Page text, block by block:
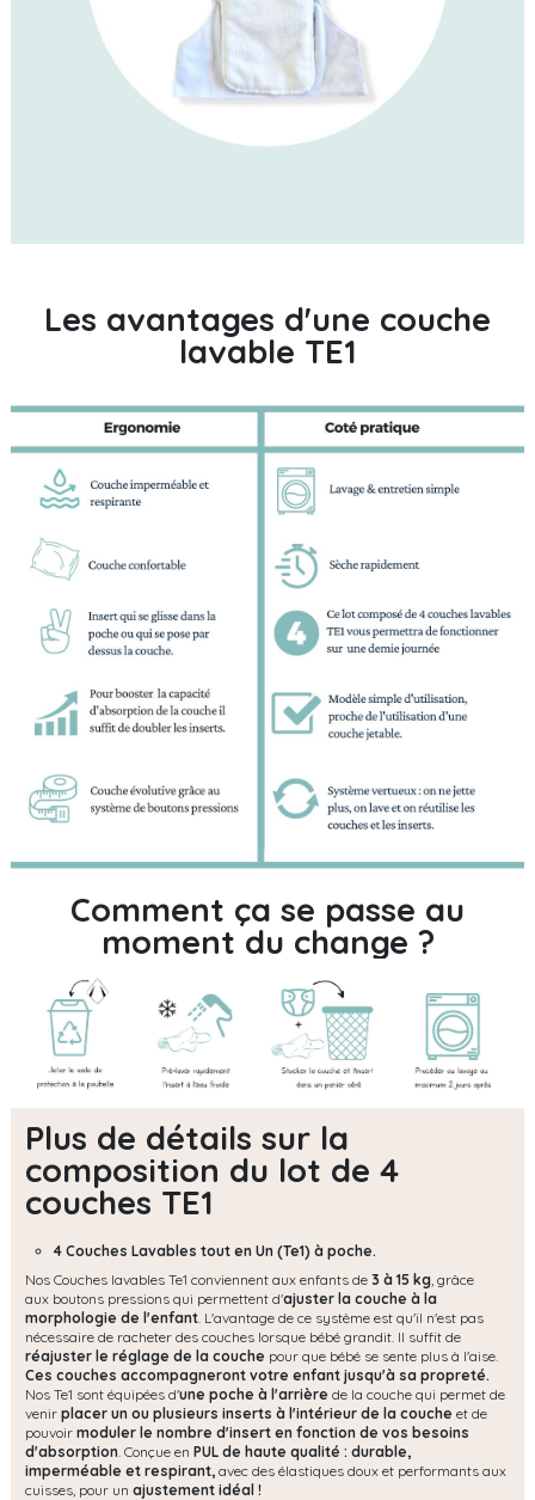
Les avantages d'une couche
lavable TE1
Comment ça se passe au
moment du change ?
Plus de détails sur la
composition du lot de 4
couches TE1
4 Couches Lavables tout en Un (Te1) à poche.
Nos Couches lavables Te1 conviennent aux enfants de 3 à 15 kg , grâce
aux boutons pressions qui permettent d'ajuster la couche à la
morphologie de l'enfant . L'avantage de ce système est qu'il n'est pas
nécessaire de racheter des couches lorsque bébé grandit. Il suffit de
réajuster le réglage de la couche pour que bébé se sente plus à l'aise.
Ces couches accompagneront votre enfant jusqu'à sa propreté.
Nos Te1 sont équipées d'une poche à l'arrière de la couche qui permet de
venir placer un ou plusieurs inserts à l'intérieur de la couche et de
pouvoir moduler le nombre d'insert en fonction de vos besoins
d'absorption . Conçue en PUL de haute qualité : durable,
imperméable et respirant, avec des élastiques doux et performants aux
cuisses, pour un ajustement idéal !